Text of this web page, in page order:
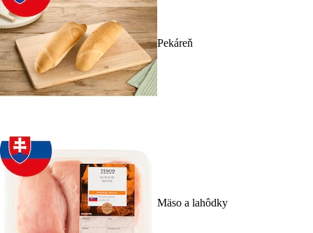
Pekáreň
Mäso a lahôdky